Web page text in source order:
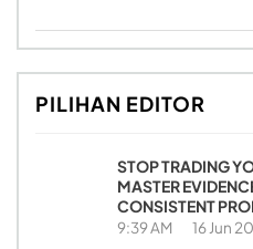
PILIHAN EDITOR
STOP TRADING
MASTER
CONSISTENT
9:39 AM 16 Jun